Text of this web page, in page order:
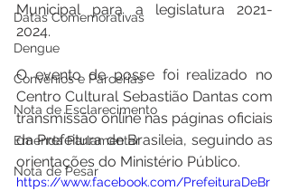
Datas Comemorativas
Dengue
Convênios e Parcerias
Nota de Esclarecimento
Emenda Parlamentar
Nota de Pesar
Municipal para a legislatura 2021-
2024.
O evento de posse foi realizado no
Centro Cultural Sebastião Dantas com
transmissão online nas páginas oficiais
da Prefeitura de Brasileia, seguindo as
orientações do Ministério Público.
https://www.facebook.com/PrefeituraDeBr